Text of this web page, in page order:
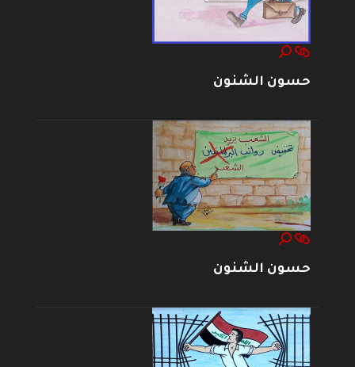
حسون الشنون
حسون الشنون